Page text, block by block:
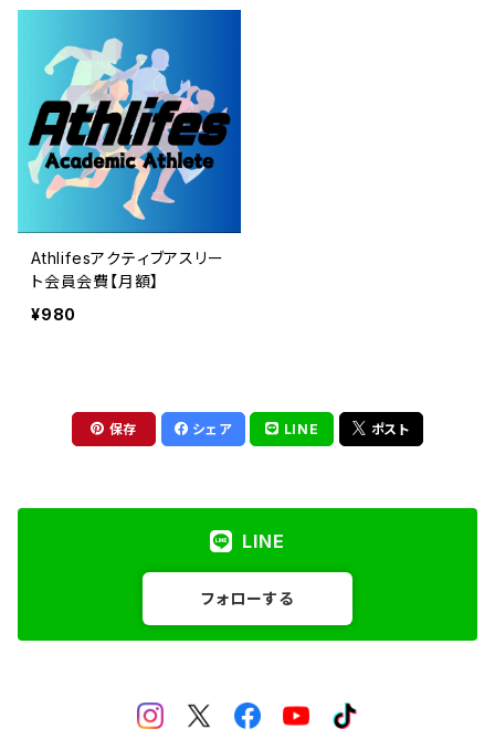
メンテナンス
Athlifesアクティブアスリー
ト会員会費【月額】
¥980
保存 シェア LINE ポスト
LINE
フォローする